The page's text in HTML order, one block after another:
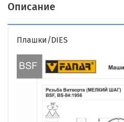
Описание
Плашки/DIES